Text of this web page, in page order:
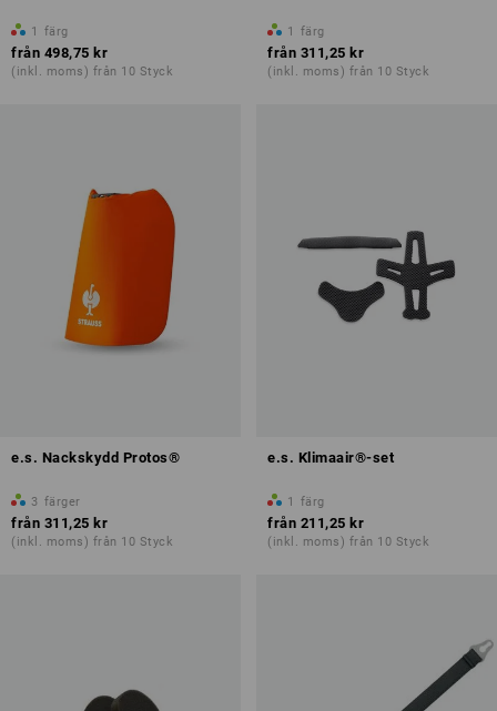
1 färg
från 498,75 kr
(inkl. moms) från 10 Styck
1 färg
från 311,25 kr
(inkl. moms) från 10 Styck
e.s. Nackskydd Protos®
3 färger
från 311,25 kr
(inkl. moms) från 10 Styck
e.s. Klimaair®-set
1 färg
från 211,25 kr
(inkl. moms) från 10 Styck